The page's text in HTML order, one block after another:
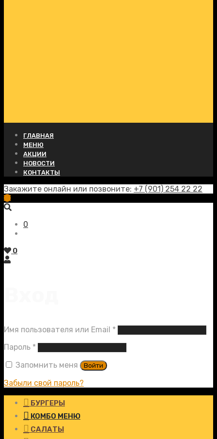
ГЛАВНАЯ
МЕНЮ
АКЦИИ
НОВОСТИ
КОНТАКТЫ
Закажите онлайн или позвоните: +7 (901) 254 22 22
0
0
Имя пользователя или Email *
Пароль *
Запомнить меня
Войти
Забыли свой пароль?
БУРГЕРЫ
КОМБО МЕНЮ
САЛАТЫ